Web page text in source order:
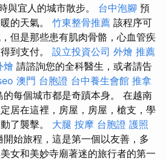
與宜人的城市散步。 台中泡腳 預
的天氣。 竹東整骨推薦 該程序可
但是那些患有肌肉骨骼，心血管疾
到支付。 設立投資公司 外燴 推薦
燴 請諮詢您的全科醫生，或者請告
澳門 台胞證 台中養生會館 推拿
的每個城市都是奇蹟本身。 在越南
居在這裡，房屋，房屋，槍支，學
了襲擊。 大腿 按摩 台胞證 護照
始旅程，這是第一個以友善，多
女和美妙寺廟著迷的旅行者的第一